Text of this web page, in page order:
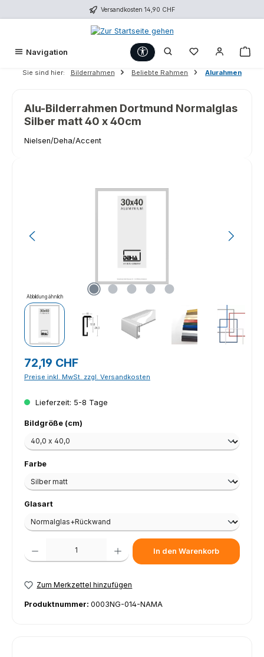
Zum Hauptinhalt springen Versandkosten 14,90 CHF
Navigation Werkzeugleiste anzeigen
Du hast 0
Sie sind hier: Bilderrahmen Beliebte Rahmen Alurahmen
Alu-Bilderrahmen Dortmund Normalglas
Silber matt 40 x 40cm
Nielsen/Deha/Accent
Abbildung ähnlich
Regulärer Preis:
72,19 CHF
Preise inkl. MwSt. zzgl. Versandkosten
Lieferzeit: 5-8 Tage
Bildgröße (cm)
Farbeauswählen
Glasartauswählen
Produkt Anzahl: Gib den gewünschten Wert ein oder benutze die
In den Warenkorb
Zum Merkzettel hinzufügen
Produktnummer: 0003NG-014-NAMA